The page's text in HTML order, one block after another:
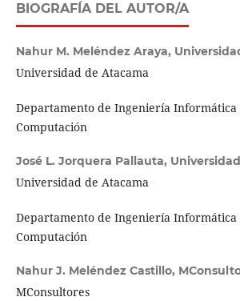
BIOGRAFÍA DEL AUTOR/A
Nahur M. Meléndez Araya,
Universidad de Atacama
Departamento de Ingeniería Informática
Computación
José L. Jorquera Pallauta,
Universidad de Atacama
Departamento de Ingeniería Informática
Computación
Nahur J. Meléndez Castillo,
MConsultores